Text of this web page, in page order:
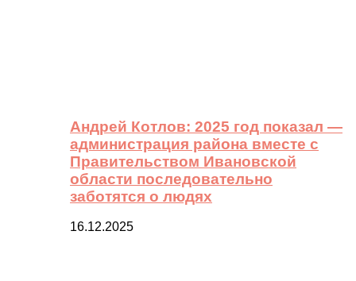
Андрей Котлов: 2025 год показал —
администрация района вместе с
Правительством Ивановской
области последовательно
заботятся о людях
16.12.2025